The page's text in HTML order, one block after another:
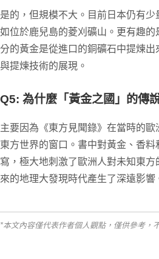
是的，但規模不大。目前日本仍有少
如位於鹿兒島的菱刈礦山。更有趣的
分的黃金是從進口的銅礦石中提煉出
與提煉技術的展現。
Q5: 為什麼「黃金之國」的傳
主要因為《東方見聞錄》在當時的歐
東方世界的窗口。書中對黃金、香料
寫，極大地刺激了歐洲人對未知東方
來的地理大發現時代產生了深遠影響
*本文內容僅代表作者個人觀點，僅供參考，